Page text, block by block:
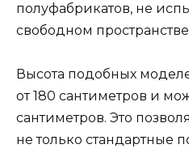
полуфабрикатов, не
свободном
Высота подобных
от 180 сантиметров и
сантиметров. Это
не только стандартные